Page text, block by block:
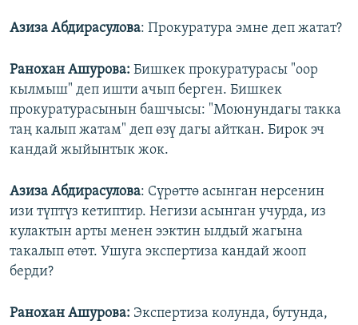
Азиза Абдирасулова: Прокуратура эмне деп жатат?
Ранохан Ашурова: Бишкек прокуратурасы "оор
кылмыш" деп ишти ачып берген. Бишкек
прокуратурасынын башчысы: "Моюнундагы такка
таң калып жатам" деп өзү дагы айткан. Бирок эч
кандай жыйынтык жок.
Азиза Абдирасулова: Сүрөттө асынган нерсенин
изи түптүз кетиптир. Негизи асынган учурда, из
кулактын арты менен ээктин ылдый жагына
такалып өтөт. Ушуга экспертиза кандай жооп
берди?
Ранохан Ашурова: Экспертиза колунда, бутунда,